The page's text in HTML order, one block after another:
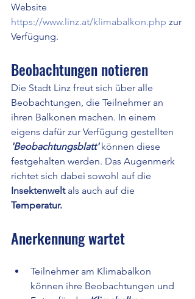
Website
https://www.linz.at/klimabalkon.php zur
Verfügung.
Beobachtungen notieren
Die Stadt Linz freut sich über alle
Beobachtungen, die Teilnehmer an
ihren Balkonen machen. In einem
eigens dafür zur Verfügung gestellten
'Beobachtungsblatt' können diese
festgehalten werden. Das Augenmerk
richtet sich dabei sowohl auf die
Insektenwelt als auch auf die
Temperatur.
Anerkennung wartet
Teilnehmer am Klimabalkon
können ihre Beobachtungen und